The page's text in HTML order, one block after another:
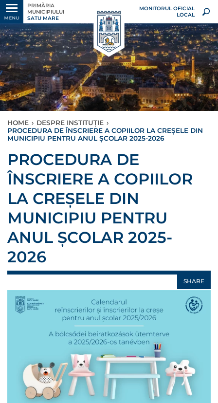
MENU
PRIMĂRIA
MUNICIPIULUI
SATU MARE
MONITORUL OFICIAL
LOCAL
HOME › DESPRE INSTITUȚIE ›
PROCEDURA DE ÎNSCRIERE A COPIILOR LA CREȘELE DIN
MUNICIPIU PENTRU ANUL ȘCOLAR 2025-2026
PROCEDURA DE
ÎNSCRIERE A COPIILOR
LA CREȘELE DIN
MUNICIPIU PENTRU
ANUL ȘCOLAR 2025-
2026
SHARE